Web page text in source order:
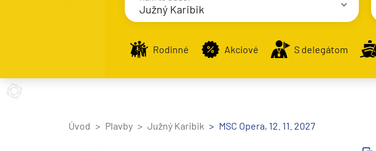
Južný Karibik
Destinácie Prístavy
Stredomorie
Rodinné Akciové S delegátom
Úvod Plavby Južný Karibik MSC Opera, 12. 11. 2027